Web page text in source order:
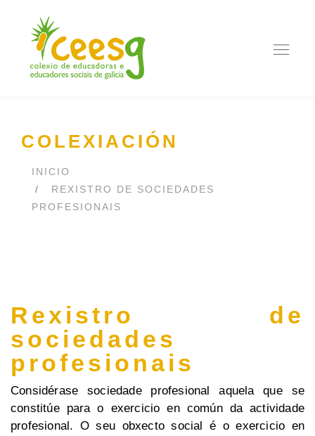
COLEXIACIÓN
INICIO
REXISTRO DE SOCIEDADES
PROFESIONAIS
Rexistro de
sociedades
profesionais
Considérase sociedade profesional aquela que se
constitúe para o exercicio en común da actividade
profesional. O seu obxecto social é o exercicio en